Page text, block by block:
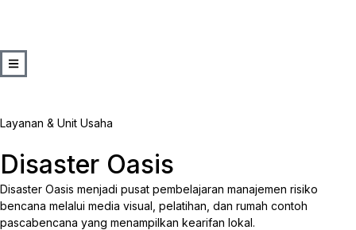
Layanan & Unit Usaha
Disaster Oasis
Disaster Oasis menjadi pusat pembelajaran manajemen risiko
bencana melalui media visual, pelatihan, dan rumah contoh
pascabencana yang menampilkan kearifan lokal.